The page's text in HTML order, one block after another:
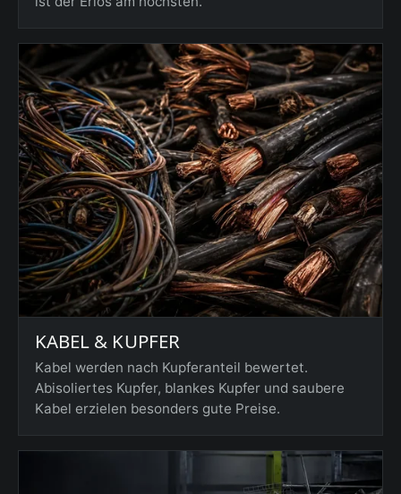
KABEL & KUPFER
Kabel werden nach Kupferanteil bewertet.
Abisoliertes Kupfer, blankes Kupfer und saubere
Kabel erzielen besonders gute Preise.